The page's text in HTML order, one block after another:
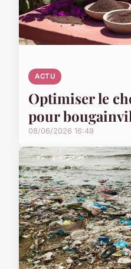
ACTU
Optimiser le
pour
08/06/2026 16:49